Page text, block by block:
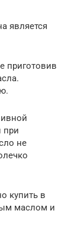
является
приготовив
при
не
купить в
маслом и